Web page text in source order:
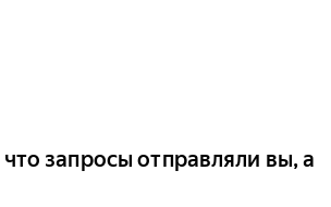
запросы отправляли вы, а